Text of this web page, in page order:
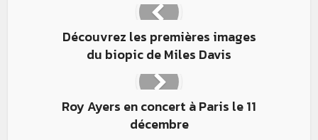
Découvrez les premières images
du biopic de Miles Davis
Roy Ayers en concert à Paris le 11
décembre